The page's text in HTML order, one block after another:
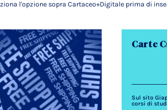
l'opzione sopra Cartaceo+Digitale prima di
Carte
Sul sito
corsi di